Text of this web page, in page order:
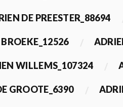
DE PREESTER_88694
WILLEMS_107324
GROOTE_6390